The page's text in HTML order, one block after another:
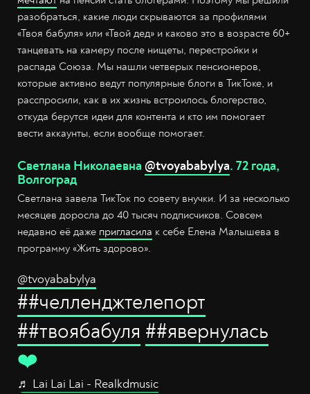
разобраться, какие люди скрываются за профилями
«Твоя бабуля» или «Твой дед» и каково это в возрасте 60+
танцевать на камеру после нищеты, перестройки и
распада Союза. Мы нашли четверых пенсионеров,
которые активно ведут популярные блоги в ТикТоке, и
расспросили, как в их жизнь встроилось блогерство,
откуда берутся идеи для контента и кто им помогает
вести аккаунты, если вообще помогает.
Светлана Николаевна @tvoyababylya. 72 года,
Волгоград
Светлана завела ТикТок по совету внучки. И за несколько
месяцев доросла до 40 тысяч подписчиков. Совсем
недавно её даже пригласила к себе Елена Малышева в
программу «Жить здорово».
@tvoyababylya
##челленджтелепорт
##твоябабуля ##явернулась
❤️
♬ Lai Lai Lai - Realkdmusic